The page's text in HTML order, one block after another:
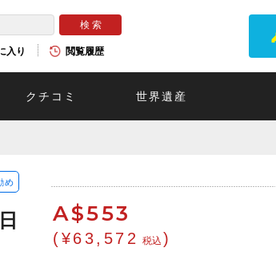
入り 閲覧履歴
クチコミ 世界遺産
め
A$553
(¥63,572 税込 )